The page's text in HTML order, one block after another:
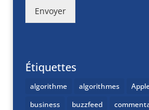
Envoyer
Étiquettes
algorithme algorithmes
business
buzzfeed